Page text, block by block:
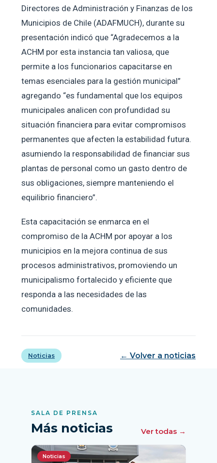
Directores de Administración y Finanzas de los
Municipios de Chile (ADAFMUCH), durante su
presentación indicó que “Agradecemos a la
ACHM por esta instancia tan valiosa, que
permite a los funcionarios capacitarse en
temas esenciales para la gestión municipal”
agregando “es fundamental que los equipos
municipales analicen con profundidad su
situación financiera para evitar compromisos
permanentes que afecten la estabilidad futura.
asumiendo la responsabilidad de financiar sus
plantas de personal como un gasto dentro de
sus obligaciones, siempre manteniendo el
equilibrio financiero”.
Esta capacitación se enmarca en el
compromiso de la ACHM por apoyar a los
municipios en la mejora continua de sus
procesos administrativos, promoviendo un
municipalismo fortalecido y eficiente que
responda a las necesidades de las
comunidades.
Noticias ← Volver a noticias
SALA DE PRENSA
Más noticias Ver todas →
Noticias